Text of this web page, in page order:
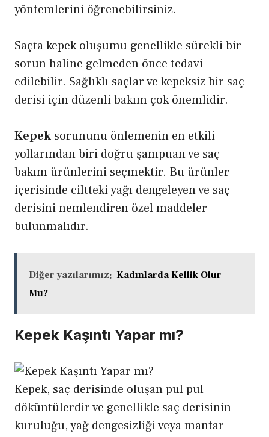
yöntemlerini öğrenebilirsiniz.
Saçta kepek oluşumu genellikle sürekli bir
sorun haline gelmeden önce tedavi
edilebilir. Sağlıklı saçlar ve kepeksiz bir saç
derisi için düzenli bakım çok önemlidir.
Kepek sorununu önlemenin en etkili
yollarından biri doğru şampuan ve saç
bakım ürünlerini seçmektir. Bu ürünler
içerisinde ciltteki yağı dengeleyen ve saç
derisini nemlendiren özel maddeler
bulunmalıdır.
Diğer yazılarımız; Kadınlarda Kellik Olur
Mu?
Kepek Kaşıntı Yapar mı?
Kepek, saç derisinde oluşan pul pul
döküntülerdir ve genellikle saç derisinin
kuruluğu, yağ dengesizliği veya mantar